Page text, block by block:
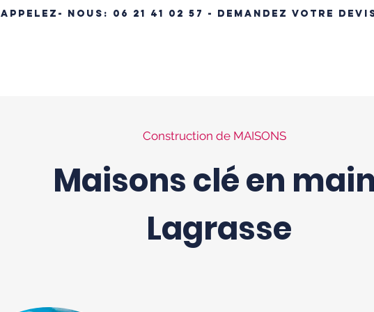
APPELEZ- NOUS: 06 21 41 02 57 - DEMANDEZ VOTRE
Construction de MAISONS
Maisons clé en main
Lagrasse